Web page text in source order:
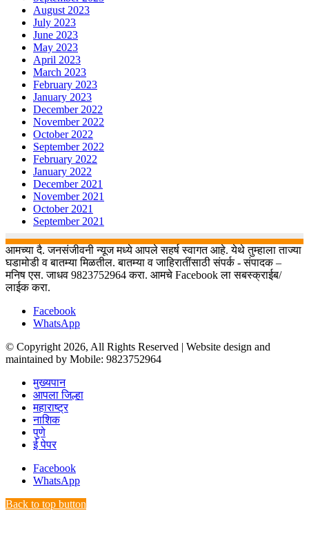
August 2023
July 2023
June 2023
May 2023
April 2023
March 2023
February 2023
January 2023
December 2022
November 2022
October 2022
September 2022
February 2022
January 2022
December 2021
November 2021
October 2021
September 2021
आमच्या दै. जनसंजीवनी न्यूज मध्ये आपले सहर्ष स्वागत आहे. येथे तुम्हाला ताज्या
घडामोडी व बातम्या मिळतील. बातम्या व जाहिरातींसाठी संपर्क - संपादक –
मनिष एस. जाधव 9823752964 करा. आमचे Facebook ला सबस्क्राईब/
लाईक करा.
Facebook
WhatsApp
© Copyright 2026, All Rights Reserved | Website design and
maintained by Mobile: 9823752964
मुख्यपान
आपला जिल्हा
महाराष्ट्र
नाशिक
पुणे
ई पेपर
Facebook
WhatsApp
Back to top button